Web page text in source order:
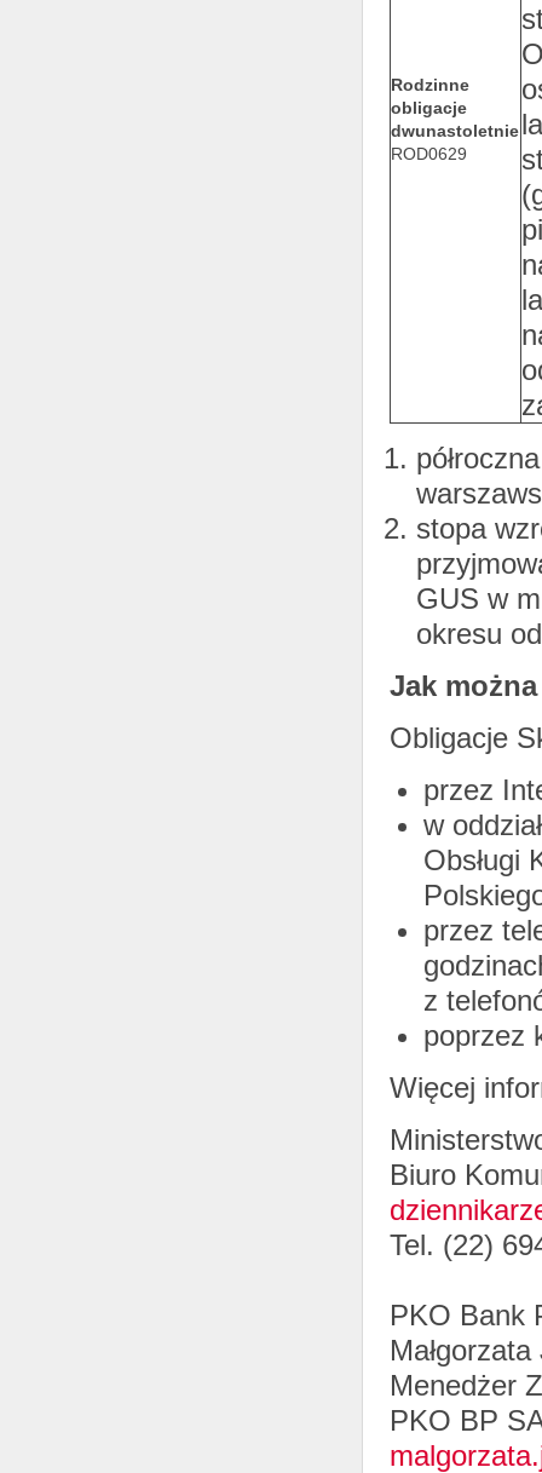
Rodzinne
obligacje
dwunastoletnie
ROD0629
stopa
GUS w
okresu
Jak
Obligacje
przez
w
Obsługi
przez
z
poprzez
Więcej
Biuro
Tel. (22)
PKO Bank
Małgorzata
Menedżer
PKO BP